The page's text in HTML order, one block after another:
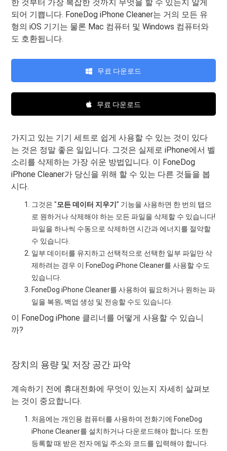
한 것부터 가장 복잡한 것까지 무엇을 할 수 있는지 알게
되어 기쁩니다. FoneDog iPhone Cleaner는 거의 모든 유
형의 iOS 기기는 물론 Mac 컴퓨터 및 Windows 컴퓨터와
도 호환됩니다.
무료 다운로드
무료 다운로드
가지고 있는 기기 세트로 쉽게 사용할 수 있는 것이 있다
는 것은 정말 좋은 일입니다. 그것은 실제로 iPhone에서 벨
소리를 삭제하는 가장 쉬운 방법입니다. 이 FoneDog
iPhone Cleaner가 당신을 위해 할 수 있는 다른 것들을 봅
시다.
그것은 "모든 데이터 지우기” 기능을 사용하면 한 번의 탭으
로 원하거나 삭제해야 하는 모든 파일을 삭제할 수 있습니다!
파일을 하나씩 수동으로 삭제하면 시간과 에너지를 절약할
수 있습니다.
일부 데이터를 유지하고 선택적으로 선택한 일부 파일만 삭
제하려는 경우 이 FoneDog iPhone Cleaner를 사용할 수도
있습니다.
FoneDog iPhone Cleaner를 사용하여 필요하거나 원하는 파
일을 복원, 백업 생성 및 전송할 수도 있습니다.
이 FoneDog iPhone 클리너를 어떻게 사용할 수 있습니
까?
장치의 용량 및 저장 공간 파악
계속하기 전에 휴대전화에 무엇이 있는지 자세히 살펴보
는 것이 중요합니다.
처음에는 개인용 컴퓨터를 사용하여 전화기에 FoneDog
iPhone Cleaner를 설치하거나 다운로드해야 합니다. 또한
등록할 때 받은 전자 메일 주소와 코드를 입력해야 합니다.